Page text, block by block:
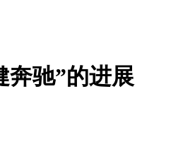
奔驰”的进展